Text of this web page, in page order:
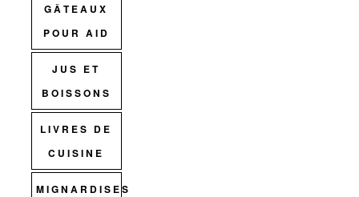
GÂTEAUX
POUR AID
JUS ET
BOISSONS
LIVRES DE
CUISINE
MIGNARDISES